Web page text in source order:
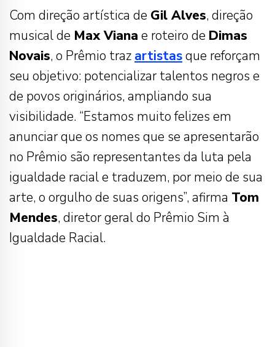
Com direção artística de Gil Alves, direção
musical de Max Viana e roteiro de Dimas
Novais, o Prêmio traz artistasque reforçam
seu objetivo: potencializar talentos negros e
de povos originários, ampliando sua
visibilidade. “Estamos muito felizes em
anunciar que os nomes que se apresentarão
no Prêmio são representantes da luta pela
igualdade racial e traduzem, por meio de sua
arte, o orgulho de suas origens”, afirma Tom
Mendes, diretor geral do Prêmio Sim à
Igualdade Racial.